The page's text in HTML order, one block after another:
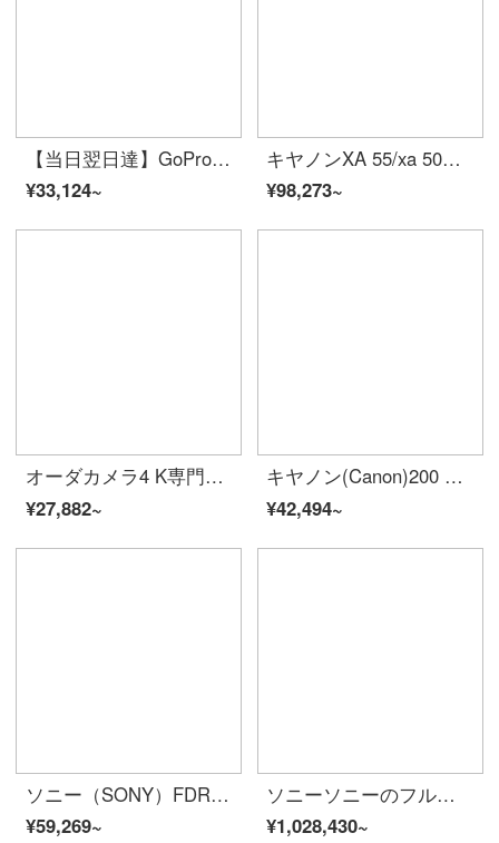
【当日翌日達】GoPro hero 9 blackスポーツカメラ5 K手ブレ防止防水Vlog屋外ダイビング生中継バイクライク【元工場付属品】旅行継続セット128 Gダブルバッテリー
¥33,124~
キヤノンXA 55/xa 50専門ハイビジョン4 Kデジタルカメラ赤外線夜間撮影マニュアル撮影一体機xa 10/xa 15アップグレード版キヤノンXA 50撮影一体機の公式標準装備
¥98,273~
オーダカメラ4 K専門生放送カメラを持って、デジタルビデオビデオレコーダーを持って、ハイビジョン映画の電気機械を生放送します。家庭旅行会議Vlog小ビデオ京東倉+実用生放送コース：1.4メートル三脚に+オリジナルカバーをプレゼントします。
¥27,882~
キヤノン(Canon)200 D二代一眼レフカメラ入門級eos 2 ii家庭旅行学生用Vlog美顔デジタルカメラ200 D 2代18-55手ぶれ防止キットブラックお得コース2
¥42,494~
ソニー（SONY）FDR-AX 60デジタルカメラハイビジョン4 K夜撮影家庭会議プログラム生放送DV（64 Gメモリ）FDR-AX 60公式標準装備
¥59,269~
ソニーソニーのフルサイズ6 KカメラPXW-FX 9 VK（28-135レンズを含む）
¥1,028,430~